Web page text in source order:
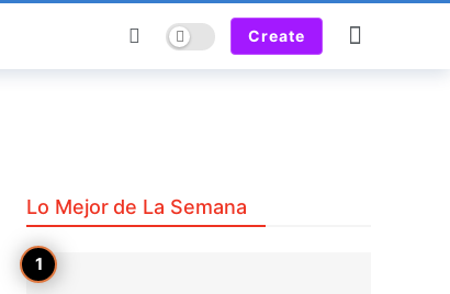
Dark mode Create
Lo Mejor de La Semana